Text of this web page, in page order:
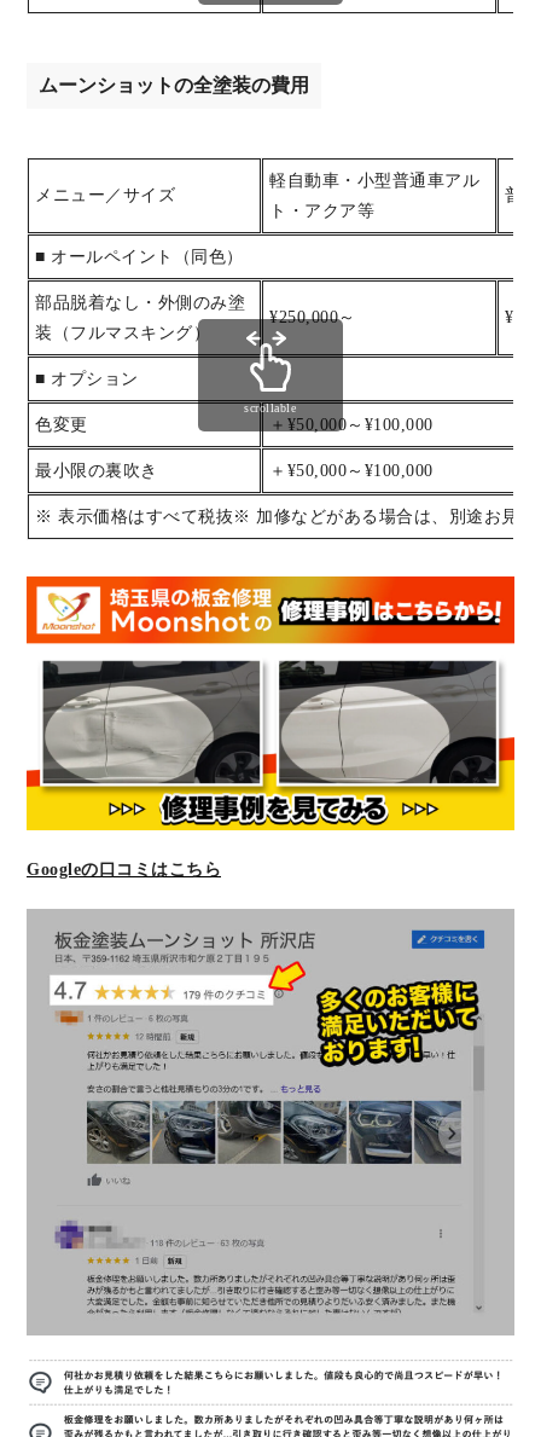
ムーンショットの全塗装の費用
メニュー／サイズ
軽自動車・小型普通車アル
ト・アクア等
普
■ オールペイント（同色）
部品脱着なし・外側のみ塗
装（フルマスキング）
¥250,000～
■ オプション
色変更 ＋¥50,000～¥100,000
最小限の裏吹き ＋¥50,000～¥100,000
※ 表示価格はすべて税抜※ 加修などがある場合は、別途お見積
scrollable
Googleの口コミはこちら